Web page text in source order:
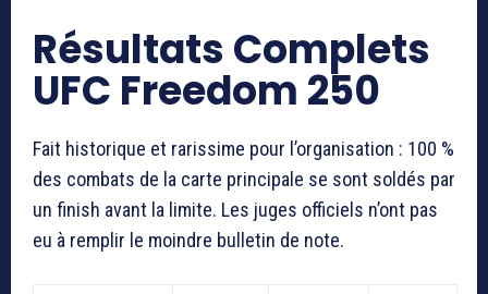
Résultats Complets
UFC Freedom 250
Fait historique et rarissime pour l’organisation : 100 %
des combats de la carte principale se sont soldés par
un finish avant la limite. Les juges officiels n’ont pas
eu à remplir le moindre bulletin de note.